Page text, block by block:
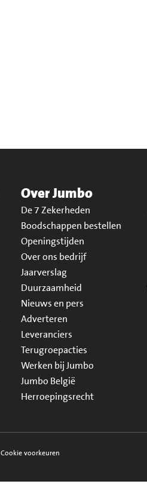
Over Jumbo
De 7 Zekerheden
Boodschappen bestellen
Openingstijden
Over ons bedrijf
Jaarverslag
Duurzaamheid
Nieuws en pers
Adverteren
Leveranciers
Terugroepacties
Werken bij Jumbo
Jumbo België
Herroepingsrecht
Cookie voorkeuren